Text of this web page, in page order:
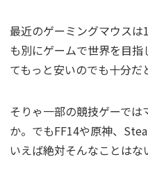
最近のゲーミングマウス
も別にゲームで世界を目
てもっと安いのでも十分だ
そりゃ一部の競技ゲーでは
か。でもFF14や原神、
いえば絶対そんなことはな